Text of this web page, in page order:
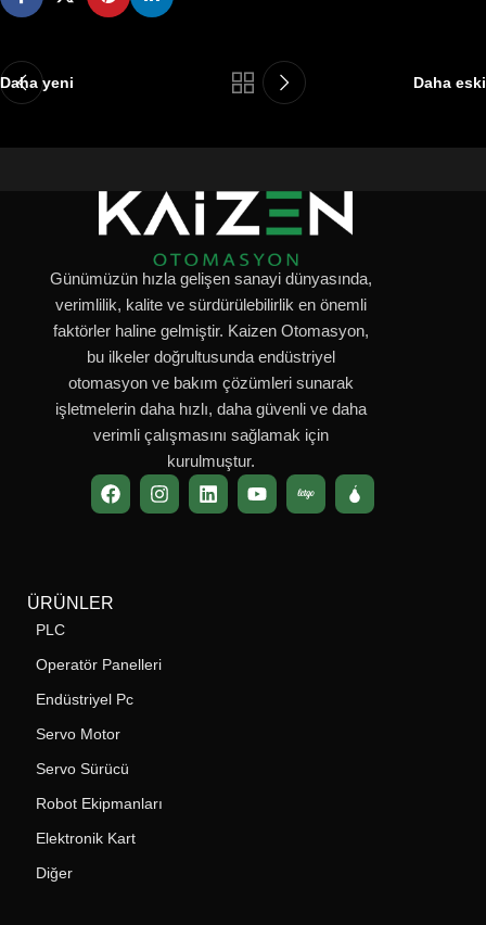
Daha yeni Daha eski
Günümüzün hızla gelişen sanayi dünyasında,
verimlilik, kalite ve sürdürülebilirlik en önemli
faktörler haline gelmiştir. Kaizen Otomasyon,
bu ilkeler doğrultusunda endüstriyel
otomasyon ve bakım çözümleri sunarak
işletmelerin daha hızlı, daha güvenli ve daha
verimli çalışmasını sağlamak için
kurulmuştur.
ÜRÜNLER
PLC
Operatör Panelleri
Endüstriyel Pc
Servo Motor
Servo Sürücü
Robot Ekipmanları
Elektronik Kart
Diğer